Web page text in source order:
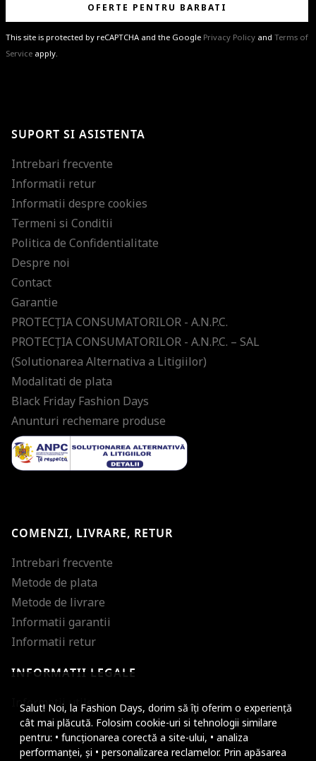
Salut! Noi, la Fashion Days, dorim să îți oferim o experiență
cât mai plăcută. Folosim cookie-uri si tehnologii similare
pentru: • funcționarea corectă a site-ului, • analiza
performanței, și • personalizarea reclamelor. Prin apăsarea
OFERTE PENTRU BARBATI
This site is protected by reCAPTCHA and the Google Privacy Policy and Terms of
Service apply.
ultimele tendinte in moda!
SUPORT SI ASISTENTA
Intrebari frecvente
Informatii retur
Informatii despre cookies
Termeni si Conditii
Politica de Confidentialitate
Despre noi
Contact
Garantie
PROTECŢIA CONSUMATORILOR - A.N.P.C.
PROTECŢIA CONSUMATORILOR - A.N.P.C. – SAL
(Solutionarea Alternativa a Litigiilor)
Modalitati de plata
Black Friday Fashion Days
Anunturi rechemare produse
COMENZI, LIVRARE, RETUR
Intrebari frecvente
Metode de plata
Metode de livrare
Informatii garantii
Informatii retur
INFORMATII LEGALE
Informatii utile
Micsoreaza
Mareste spatierea